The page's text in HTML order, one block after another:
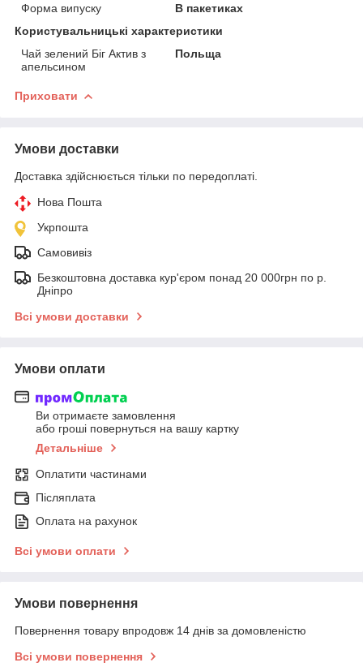
Форма випуску
В пакетиках
Користувальницькі характеристики
Чай зелений Біг Актив з
апельсином
Польща
Приховати
Умови доставки
Доставка здійснюється тільки по передоплаті.
Нова Пошта
Укрпошта
Самовивіз
Безкоштовна доставка кур'єром понад 20 000грн по р.
Дніпро
Всі умови доставки
Умови оплати
Ви отримаєте замовлення
або гроші повернуться на вашу картку
Детальніше
Оплатити частинами
Післяплата
Оплата на рахунок
Всі умови оплати
Умови повернення
Повернення товару впродовж 14 днів за домовленістю
Всі умови повернення